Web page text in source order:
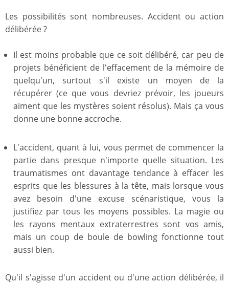
Les possibilités sont nombreuses. Accident ou action
délibérée ?
Il est moins probable que ce soit délibéré, car peu de
projets bénéficient de l'effacement de la mémoire de
quelqu'un, surtout s'il existe un moyen de la
récupérer (ce que vous devriez prévoir, les joueurs
aiment que les mystères soient résolus). Mais ça vous
donne une bonne accroche.
L'accident, quant à lui, vous permet de commencer la
partie dans presque n'importe quelle situation. Les
traumatismes ont davantage tendance à effacer les
esprits que les blessures à la tête, mais lorsque vous
avez besoin d'une excuse scénaristique, vous la
justifiez par tous les moyens possibles. La magie ou
les rayons mentaux extraterrestres sont vos amis,
mais un coup de boule de bowling fonctionne tout
aussi bien.
Qu'il s'agisse d'un accident ou d'une action délibérée, il